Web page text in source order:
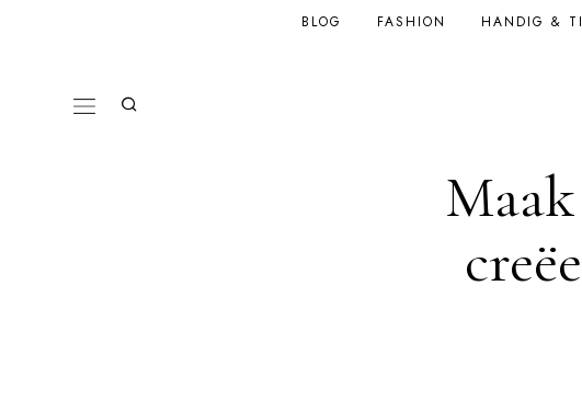
BLOG FASHION HANDIG &